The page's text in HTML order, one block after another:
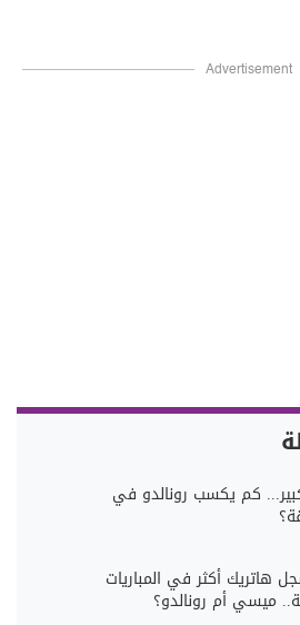
Advertisement
كم يكسب رونالدو في
هاتريك أكثر في المباريات
ميسي أم رونالدو؟